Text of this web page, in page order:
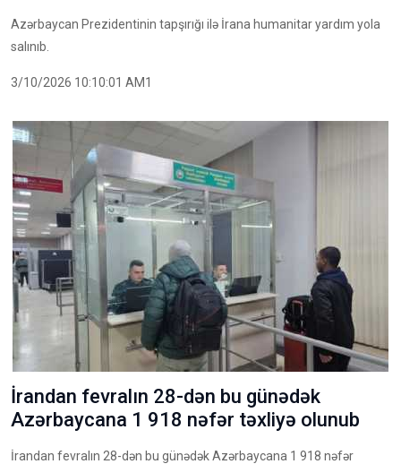
Azərbaycan Prezidentinin tapşırığı ilə İrana humanitar yardım yola
salınıb.
3/10/2026 10:10:01 AM1
İrandan fevralın 28-dən bu günədək
Azərbaycana 1 918 nəfər təxliyə olunub
İrandan fevralın 28-dən bu günədək Azərbaycana 1 918 nəfər